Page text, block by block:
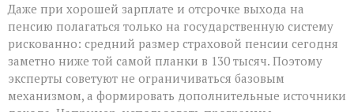
Даже при хорошей зарплате и отсрочке выхода на
пенсию полагаться только на государственную систему
рискованно: средний размер страховой пенсии сегодня
заметно ниже той самой планки в 130 тысяч. Поэтому
эксперты советуют не ограничиваться базовым
механизмом, а формировать дополнительные источники